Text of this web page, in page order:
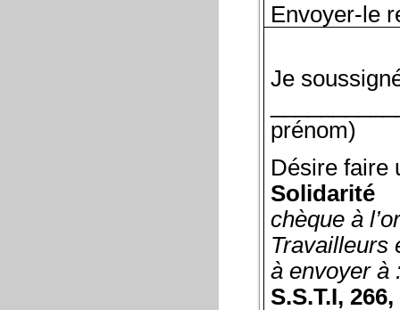
Envoyer-le
Je
prénom)
Désire faire
Solidarité
chèque à
Travailleurs
à envoyer à
S.S.T.I,